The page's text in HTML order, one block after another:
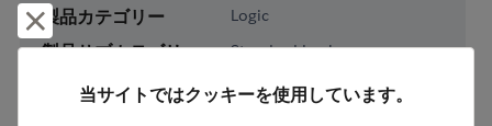
製品カテゴリー Logic
製品サブカテゴリー Standard Logic
製品グループ Buffers/Drivers/Transceivers
却下して閉じる
当サイトではクッキーを使用しています。